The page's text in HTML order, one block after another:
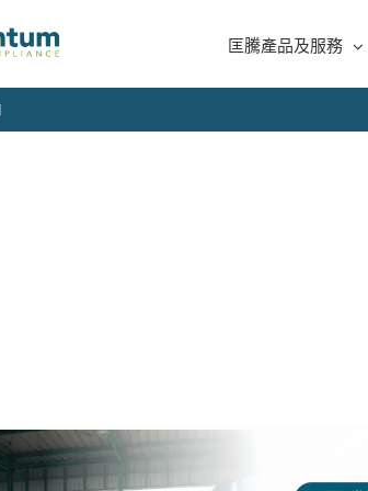
匡騰產品及服務